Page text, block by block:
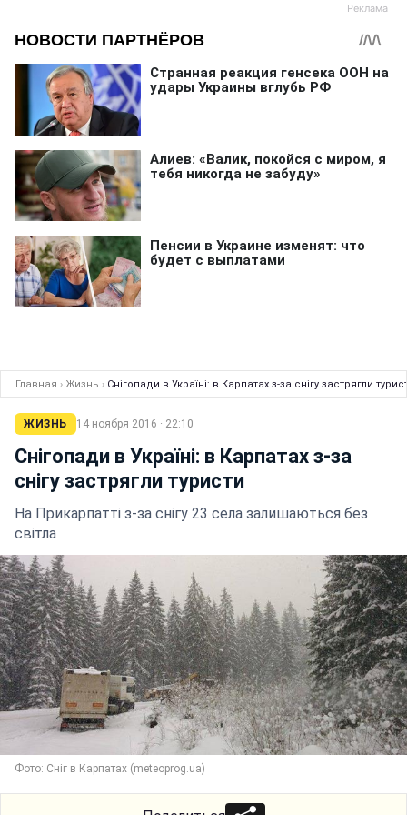
Главная › Жизнь › Снігопади в Україні: в Карпатах з-за снігу застрягли
ЖИЗНЬ 14 ноября 2016 · 22:10
Снігопади в Україні: в Карпатах з-за
снігу застрягли туристи
На Прикарпатті з-за снігу 23 села залишаються без
світла
Фото: Сніг в Карпатах (meteoprog.ua)